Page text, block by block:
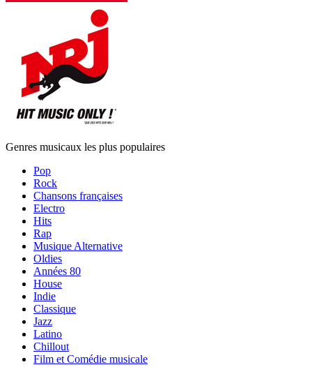
Genres musicaux les plus populaires
Pop
Rock
Chansons françaises
Electro
Hits
Rap
Musique Alternative
Oldies
Années 80
House
Indie
Classique
Jazz
Latino
Chillout
Film et Comédie musicale